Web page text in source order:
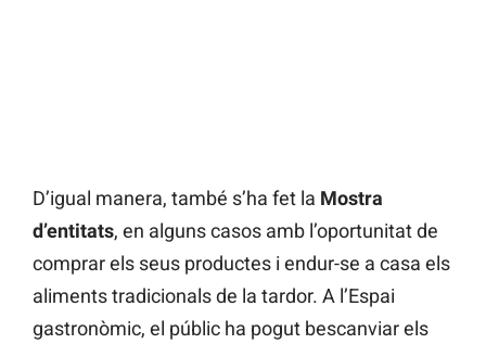
D’igual manera, també s’ha fet la Mostra
d’entitats, en alguns casos amb l’oportunitat de
comprar els seus productes i endur-se a casa els
aliments tradicionals de la tardor. A l’Espai
gastronòmic, el públic ha pogut bescanviar els